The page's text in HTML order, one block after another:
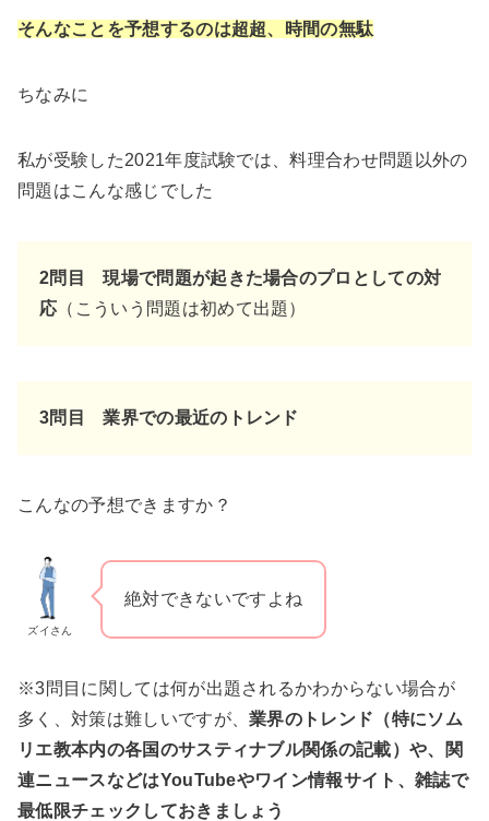
そんなことを予想するのは超超、時間の無駄
ちなみに
私が受験した2021年度試験では、料理合わせ問題以外の
問題はこんな感じでした
2問目 現場で問題が起きた場合のプロとしての対
応 （こういう問題は初めて出題）
3問目 業界での最近のトレンド
こんなの予想できますか？
ズイさん
絶対できないですよね
※3問目に関しては何が出題されるかわからない場合が
多く、対策は難しいですが、業界のトレンド（特にソム
リエ教本内の各国のサスティナブル関係の記載）や、関
連ニュースなどはYouTubeやワイン情報サイト、雑誌で
最低限チェックしておきましょう